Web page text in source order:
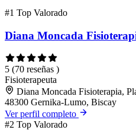
#1 Top Valorado
Diana Moncada
5 (70 reseñas )
Fisioterapeuta
Diana Moncada Fisioterapia,
48300 Gernika-Lumo, Biscay
Ver perfil completo
#2 Top Valorado